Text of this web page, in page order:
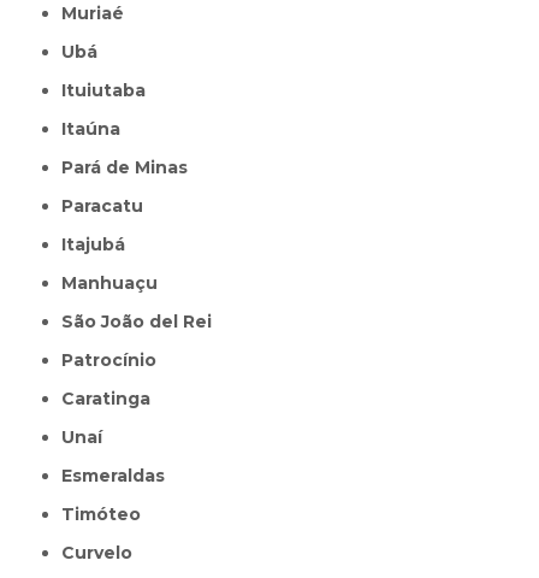
Muriaé
Ubá
Ituiutaba
Itaúna
Pará de Minas
Paracatu
Itajubá
Manhuaçu
São João del Rei
Patrocínio
Caratinga
Unaí
Esmeraldas
Timóteo
Curvelo